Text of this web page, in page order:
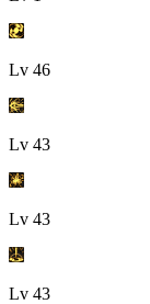
Lv 46
Lv 43
Lv 43
Lv 43